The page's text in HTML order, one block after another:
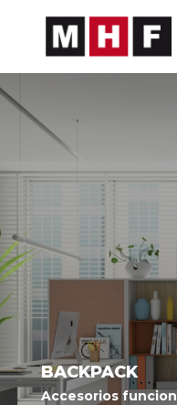
BACKPACK
Accesorios